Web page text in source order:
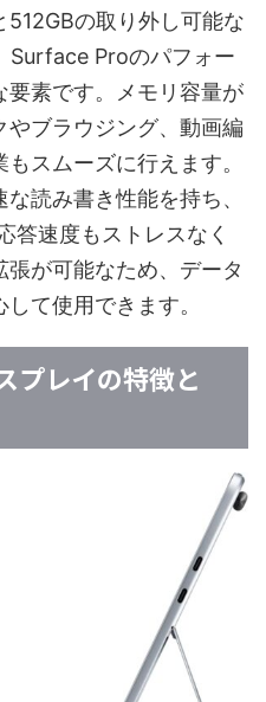
512GBの取り外し可能な
Surface Proのパフォー
要素です。メモリ容量が
ブラウジング、動画編
スムーズに行えます。
読み書き性能を持ち、
答速度もストレスなく
が可能なため、データ
て使用できます。
プレイの特徴と